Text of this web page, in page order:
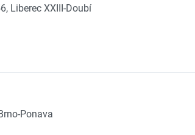
Liberec XXIII-Doubí
Ponava